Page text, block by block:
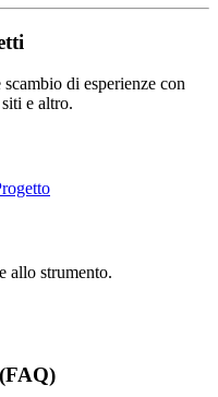
di esperienze con
e altro.
allo strumento.